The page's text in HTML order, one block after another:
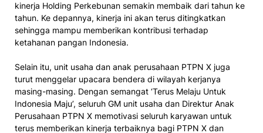
kinerja Holding Perkebunan semakin membaik dari tahun ke
tahun. Ke depannya, kinerja ini akan terus ditingkatkan
sehingga mampu memberikan kontribusi terhadap
ketahanan pangan Indonesia.
Selain itu, unit usaha dan anak perusahaan PTPN X juga
turut menggelar upacara bendera di wilayah kerjanya
masing-masing. Dengan semangat ‘Terus Melaju Untuk
Indonesia Maju’, seluruh GM unit usaha dan Direktur Anak
Perusahaan PTPN X memotivasi seluruh karyawan untuk
terus memberikan kinerja terbaiknya bagi PTPN X dan